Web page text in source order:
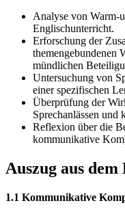
Analyse von Warm-
Englischunterricht.
Erforschung der
themengebundenen
mündlichen
Untersuchung von
einer spezifischen
Überprüfung der
Sprechanlässen und
Reflexion über die
kommunikative
Auszug aus dem
1.1 Kommunikative